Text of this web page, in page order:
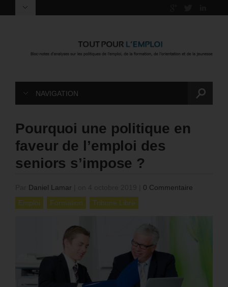
NAVIGATION
Pourquoi une politique en
faveur de l’emploi des
seniors s’impose ?
Daniel Lamar
0 Commentaire
Emploi
Formation Tribune Libre